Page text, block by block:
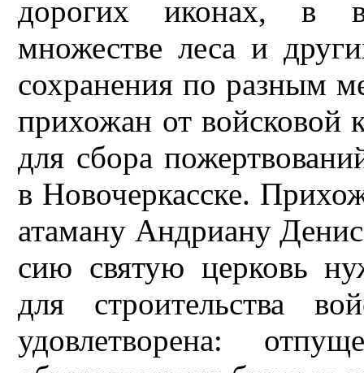
дорогих иконах, в
множестве леса и
сохранения по разным
прихожан от войсковой
для сбора
в Новочеркасске.
атаману Андриану
сию святую церковь
для строительства
удовлетворена: